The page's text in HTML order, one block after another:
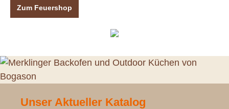
Zum Feuershop
Unser Aktueller Katalog